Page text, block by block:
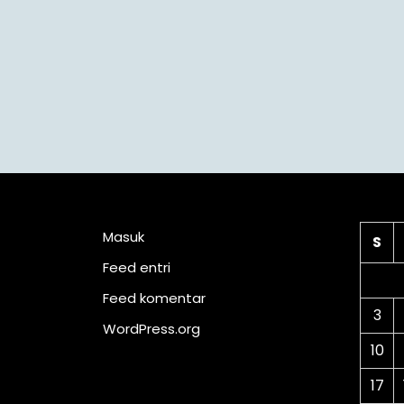
Masuk
Feed entri
Feed komentar
WordPress.org
S
3
10
17